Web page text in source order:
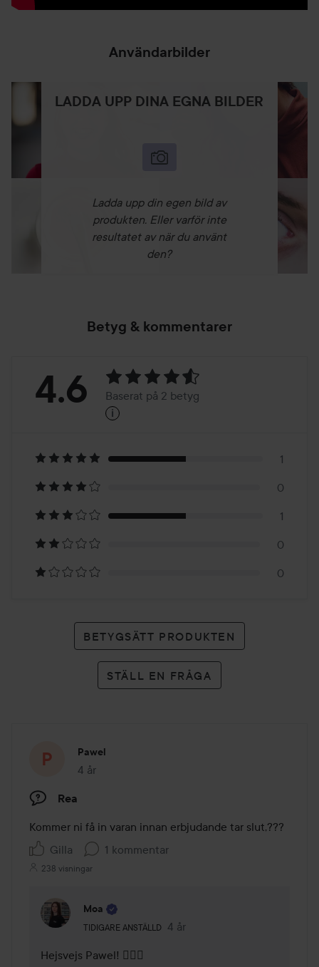
Användarbilder
LADDA UPP DINA EGNA BILDER
Ladda upp din egen bild av
produkten. Eller varför inte
resultatet av när du använt
den?
Betyg & kommentarer
Betyg:
Baserat
på
2
betyg
4.6 Baserat på 2 betyg
i
1
0
1
0
0
BETYGSÄTT PRODUKTEN
STÄLL EN FRÅGA
Pawel
4 år
Inlägget skapades 4 år
Rea
Kommer ni få in varan innan erbjudande tar slut,???
Gilla
1 kommentar
238 visningar
Moa
TIDIGARE ANSTÄLLD
Användarens roll: Tidigare anställd.
4 år
Kommentaren lades 4 år
Hejsvejs Pawel! 🙋🏼‍♀️